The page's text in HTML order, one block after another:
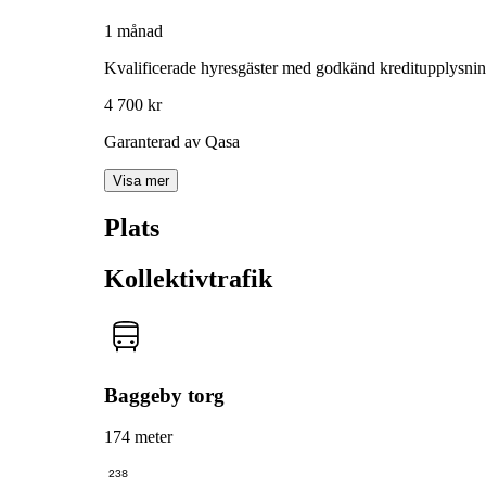
1 månad
Kvalificerade hyresgäster med godkänd
4 700 kr
Garanterad av Qasa
Visa mer
Plats
Kollektivtrafik
Baggeby torg
174 meter
238